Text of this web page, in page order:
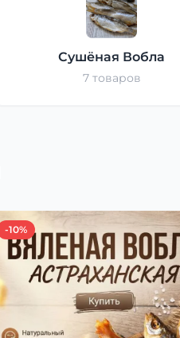
Сушёная Вобла
7 товаров
-10%